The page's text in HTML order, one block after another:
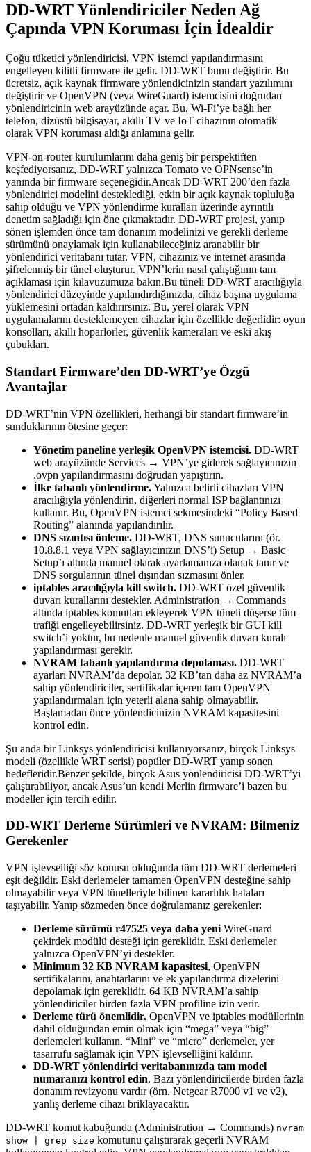
DD-WRT Yönlendiriciler Neden Ağ
Çapında VPN Koruması İçin İdealdir
Çoğu tüketici yönlendiricisi, VPN istemci yapılandırmasını
engelleyen kilitli firmware ile gelir. DD-WRT bunu değiştirir. Bu
ücretsiz, açık kaynak firmware yönlendicinizin standart yazılımını
değiştirir ve OpenVPN (veya WireGuard) istemcisini doğrudan
yönlendiricinin web arayüzünde açar. Bu, Wi-Fi’ye bağlı her
telefon, dizüstü bilgisayar, akıllı TV ve IoT cihazının otomatik
olarak VPN koruması aldığı anlamına gelir.
VPN-on-router kurulumlarını daha geniş bir perspektiften
keşfediyorsanız, DD-WRT yalnızca Tomato ve OPNsense’in
yanında bir firmware seçeneğidir.Ancak DD-WRT 200’den fazla
yönlendirici modelini desteklediği, etkin bir açık kaynak topluluğa
sahip olduğu ve VPN yönlendirme kuralları üzerinde ayrıntılı
denetim sağladığı için öne çıkmaktadır. DD-WRT projesi, yanıp
sönen işlemden önce tam donanım modelinizi ve gerekli derleme
sürümünü onaylamak için kullanabileceğiniz aranabilir bir
yönlendirici veritabanı tutar. VPN, cihazınız ve internet arasında
şifrelenmiş bir tünel oluşturur. VPN’lerin nasıl çalıştığının tam
açıklaması için kılavuzumuza bakın.Bu tüneli DD-WRT aracılığıyla
yönlendirici düzeyinde yapılandırdığınızda, cihaz başına uygulama
yüklemesini ortadan kaldırırsınız. Bu, yerel olarak VPN
uygulamalarını desteklemeyen cihazlar için özellikle değerlidir: oyun
konsolları, akıllı hoparlörler, güvenlik kameraları ve eski akış
çubukları.
Standart Firmware’den DD-WRT’ye Özgü
Avantajlar
DD-WRT’nin VPN özellikleri, herhangi bir standart firmware’in
sunduklarının ötesine geçer:
Yönetim paneline yerleşik OpenVPN istemcisi. DD-WRT
web arayüzünde Services → VPN’ye giderek sağlayıcınızın
.ovpn yapılandırmasını doğrudan yapıştırın.
İlke tabanlı yönlendirme.Yalnızca belirli cihazları VPN
aracılığıyla yönlendirin, diğerleri normal ISP bağlantınızı
kullanır. Bu, OpenVPN istemci sekmesindeki “Policy Based
Routing” alanında yapılandırılır.
DNS sızıntısı önleme. DD-WRT, DNS sunucularını (ör.
10.8.8.1 veya VPN sağlayıcınızın DNS’i) Setup → Basic
Setup’ı altında manuel olarak ayarlamanıza olanak tanır ve
DNS sorgularının tünel dışından sızmasını önler.
iptables aracılığıyla kill switch. DD-WRT özel güvenlik
duvarı kurallarını destekler. Administration → Commands
altında iptables komutları ekleyerek VPN tüneli düşerse tüm
trafiği engelleyebilirsiniz. DD-WRT yerleşik bir GUI kill
switch’i yoktur, bu nedenle manuel güvenlik duvarı kuralı
yapılandırması gerekir.
NVRAM tabanlı yapılandırma depolaması. DD-WRT
ayarları NVRAM’da depolar. 32 KB’tan daha az NVRAM’a
sahip yönlendiriciler, sertifikalar içeren tam OpenVPN
yapılandırmaları için yeterli alana sahip olmayabilir.
Başlamadan önce yönlendicinizin NVRAM kapasitesini
kontrol edin.
Şu anda bir Linksys yönlendiricisi kullanıyorsanız, birçok Linksys
modeli (özellikle WRT serisi) popüler DD-WRT yanıp sönen
hedefleridir.Benzer şekilde, birçok Asus yönlendiricisi DD-WRT’yi
çalıştırabiliyor, ancak Asus’un kendi Merlin firmware’i bazen bu
modeller için tercih edilir.
DD-WRT Derleme Sürümleri ve NVRAM: Bilmeniz
Gerekenler
VPN işlevselliği söz konusu olduğunda tüm DD-WRT derlemeleri
eşit değildir. Eski derlemeler tamamen OpenVPN desteğine sahip
olmayabilir veya VPN tünelleriyle bilinen kararlılık hataları
taşıyabilir. Yanıp sözmeden önce doğrulamanız gerekenler:
Derleme sürümü r47525 veya daha yeni WireGuard
çekirdek modülü desteği için gereklidir. Eski derlemeler
yalnızca OpenVPN’yi destekler.
Minimum 32 KB NVRAM kapasitesi, OpenVPN
sertifikalarını, anahtarlarını ve ek yapılandırma dizelerini
depolamak için gereklidir. 64 KB NVRAM’a sahip
yönlendiriciler birden fazla VPN profiline izin verir.
Derleme türü önemlidir. OpenVPN ve iptables modüllerinin
dahil olduğundan emin olmak için “mega” veya “big”
derlemeleri kullanın. “Mini” ve “micro” derlemeler, yer
tasarrufu sağlamak için VPN işlevselliğini kaldırır.
DD-WRT yönlendirici veritabanınızda tam model
numaranızı kontrol edin. Bazı yönlendiricilerde birden fazla
donanım revizyonu vardır (örn. Netgear R7000 v1 ve v2),
yanlış derleme cihazı briklayacaktır.
DD-WRT komut kabuğunda (Administration → Commands) nvram
show | grep size komutunu çalıştırarak geçerli NVRAM